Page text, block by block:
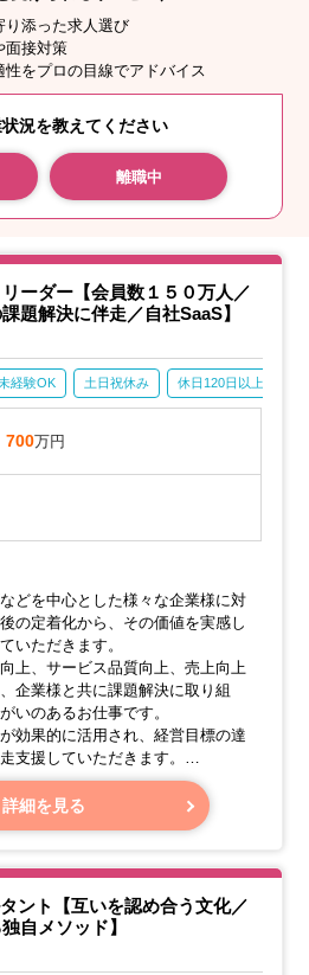
り添った求人選び
面接対策
性をプロの目線でアドバイス
況を教えてください
離職中
ーダー【会員数１５０万人／
題解決に伴走／自社SaaS】
経験OK 土日祝休み 休日120日以上
700万円
どを中心とした様々な企業様に対
の定着化から、その価値を実感し
いただきます。
上、サービス品質向上、売上向上
企業様と共に課題解決に取り組
いのあるお仕事です。
効果的に活用され、経営目標の達
支援していただきます。
オンボーディング支援
。
詳細を見る
ント【互いを認め合う文化／
自メソッド】